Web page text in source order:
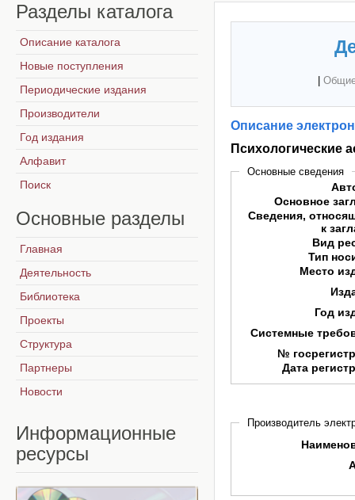
Описание
Психологические
Основные сведения
Основное
Сведения,
к
Вид
Тип
Место
Год
Системные
№
Дата
Производитель
Разделы каталога
Описание каталога
Новые поступления
Периодические издания
Производители
Год издания
Алфавит
Поиск
Основные разделы
Главная
Деятельность
Библиотека
Проекты
Структура
Партнеры
Новости
Информационные
ресурсы